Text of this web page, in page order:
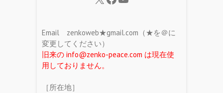
Email zenkoweb★gmail.com（★を＠に
変更してください）
旧来の info@zenko-peace.com は現在使
用しておりません。
［所在地］